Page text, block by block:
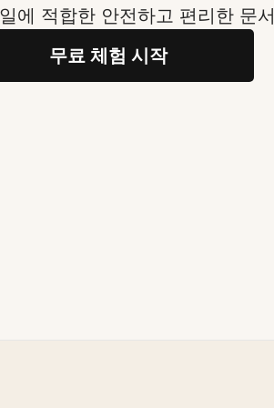
에 적합한 안전하고 편리한 문
무료 체험 시작